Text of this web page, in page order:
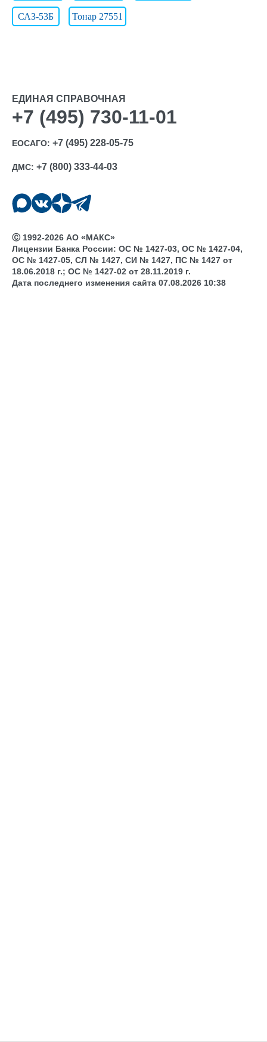
САЗ-53Б Тонар 27551
ЕДИНАЯ СПРАВОЧНАЯ
+7 (495) 730-11-01
ЕОСАГО: +7 (495) 228-05-75
ДМС: +7 (800) 333-44-03
Ⓒ 1992-2026 АО «МАКС»
Лицензии Банка России: ОС № 1427-03, ОС № 1427-04,
ОС № 1427-05, СЛ № 1427, СИ № 1427, ПС № 1427 от
18.06.2018 г.; ОС № 1427-02 от 28.11.2019 г.
Дата последнего изменения сайта 07.08.2026 10:38